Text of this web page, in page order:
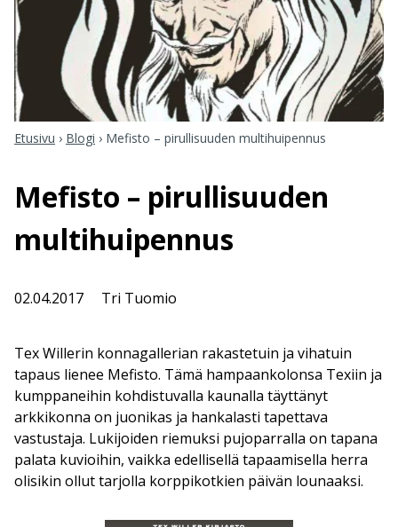
Etusivu › Blogi › Mefisto – pirullisuuden multihuipennus
Mefisto – pirullisuuden
multihuipennus
02.04.2017 Tri Tuomio
Tex Willerin konnagallerian rakastetuin ja vihatuin
tapaus lienee Mefisto. Tämä hampaankolonsa Texiin ja
kumppaneihin kohdistuvalla kaunalla täyttänyt
arkkikonna on juonikas ja hankalasti tapettava
vastustaja. Lukijoiden riemuksi pujoparralla on tapana
palata kuvioihin, vaikka edellisellä tapaamisella herra
olisikin ollut tarjolla korppikotkien päivän lounaaksi.